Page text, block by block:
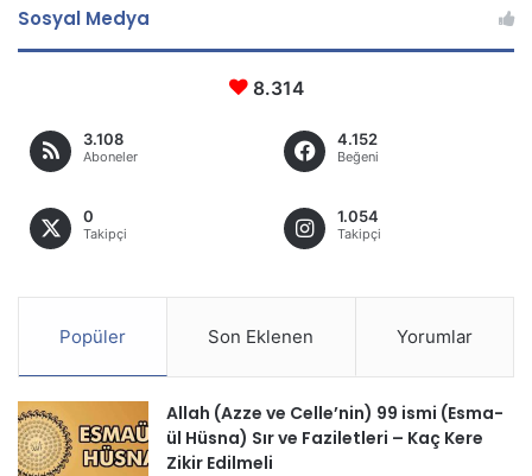
Sosyal Medya
8.314
3.108
Aboneler
4.152
Beğeni
0
Takipçi
1.054
Takipçi
Popüler Son Eklenen Yorumlar
Allah (Azze ve Celle’nin) 99 ismi (Esma-
ül Hüsna) Sır ve Faziletleri – Kaç Kere
Zikir Edilmeli